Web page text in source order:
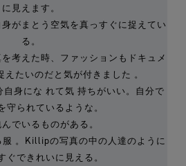
に見えます。
がまとう空気を真っすぐに捉えてい
る。
考えた時、ファッションもドキュメ
えたいのだと気が付きました 。
身にな れて気 持ちがいい。自分で
守られているような。
でいるものがある。
。Killipの写真の中の人達のように
ぐできれいに見える。